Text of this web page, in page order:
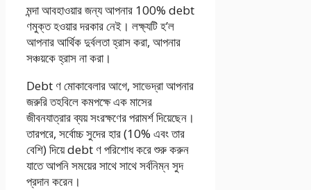
মন্দা আবহাওয়ার জন্য আপনার 100% debt
ণমুক্ত হওয়ার দরকার নেই। লক্ষ্যটি হ’ল
আপনার আর্থিক দুর্বলতা হ্রাস করা, আপনার
সঞ্চয়কে হ্রাস না করা।
Debt ণ মোকাবেলার আগে, সাভেদ্রা আপনার
জরুরি তহবিলে কমপক্ষে এক মাসের
জীবনযাত্রার ব্যয় সংরক্ষণের পরামর্শ দিয়েছেন।
তারপরে, সর্বোচ্চ সুদের হার (10% এবং তার
বেশি) দিয়ে debt ণ পরিশোধ করে শুরু করুন
যাতে আপনি সময়ের সাথে সাথে সর্বনিম্ন সুদ
প্রদান করেন।